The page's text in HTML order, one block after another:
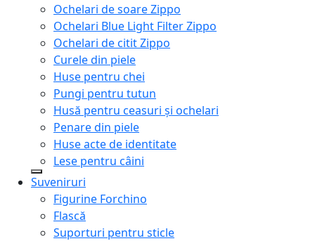
Ochelari de soare Zippo
Ochelari Blue Light Filter Zippo
Ochelari de citit Zippo
Curele din piele
Huse pentru chei
Pungi pentru tutun
Husă pentru ceasuri și ochelari
Penare din piele
Huse acte de identitate
Lese pentru câini
Suveniruri
Figurine Forchino
Flască
Suporturi pentru sticle